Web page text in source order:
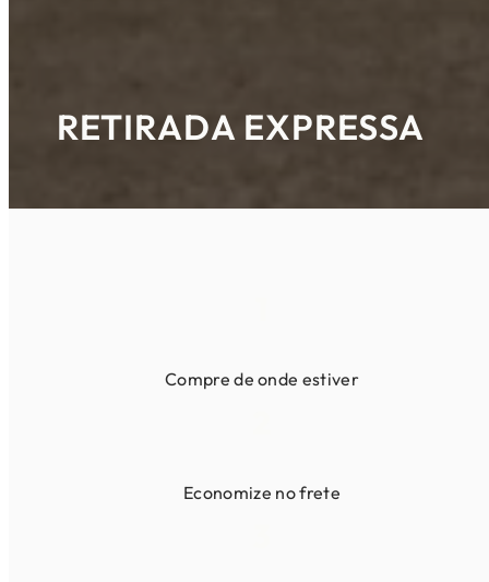
RETIRADA EXPRESSA
Compre de onde estiver
Economize no frete